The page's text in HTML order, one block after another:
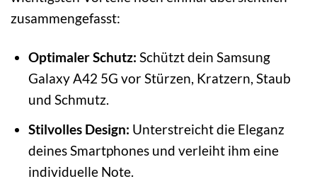
zusammengefasst:
Optimaler Schutz: Schützt dein Samsung
Galaxy A42 5G vor Stürzen, Kratzern, Staub
und Schmutz.
Stilvolles Design: Unterstreicht die Eleganz
deines Smartphones und verleiht ihm eine
individuelle Note.